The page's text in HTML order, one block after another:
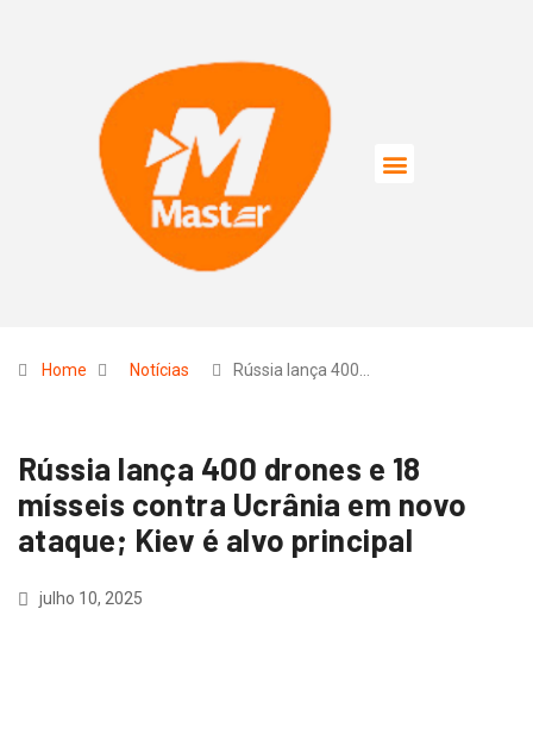
Home Notícias Rússia lança 400…
Rússia lança 400 drones e 18
mísseis contra Ucrânia em novo
ataque; Kiev é alvo principal
julho 10, 2025